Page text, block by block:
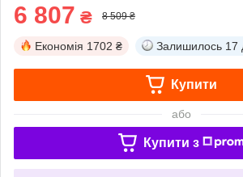
6 807 ₴ 8 509 ₴
Економія 1702 ₴ Залишилось 17
Купити
або
Купити з